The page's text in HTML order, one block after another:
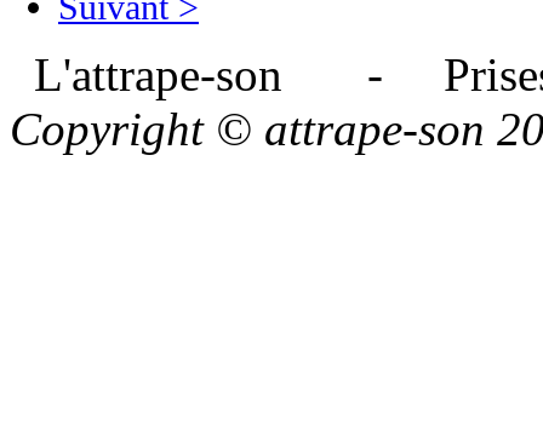
L'attrape-son -
Copyright © attrape-son